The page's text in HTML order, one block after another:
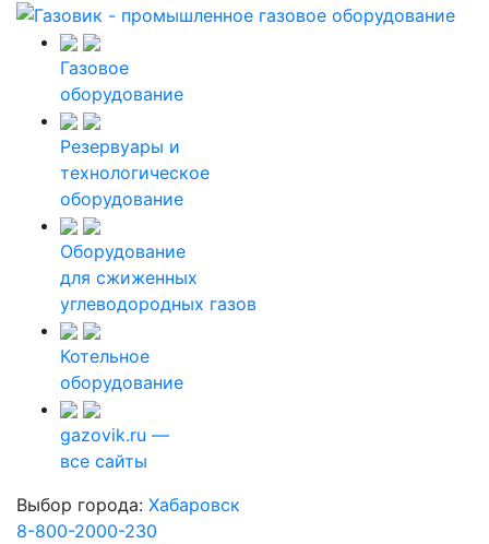
Газовое
оборудование
Резервуары и
технологическое
оборудование
Оборудование
для сжиженных
углеводородных газов
Котельное
оборудование
gazovik.ru —
все сайты
Выбор города: Хабаровск
8-800-2000-230